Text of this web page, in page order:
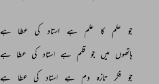
جو علم کا علم ہے استاد کی عطا
ہے
ہاتھوں میں جو قلم ہے استاد کی عطا ہے
جو
فکر تازہ دم ہے استاد کی عطا
ہے